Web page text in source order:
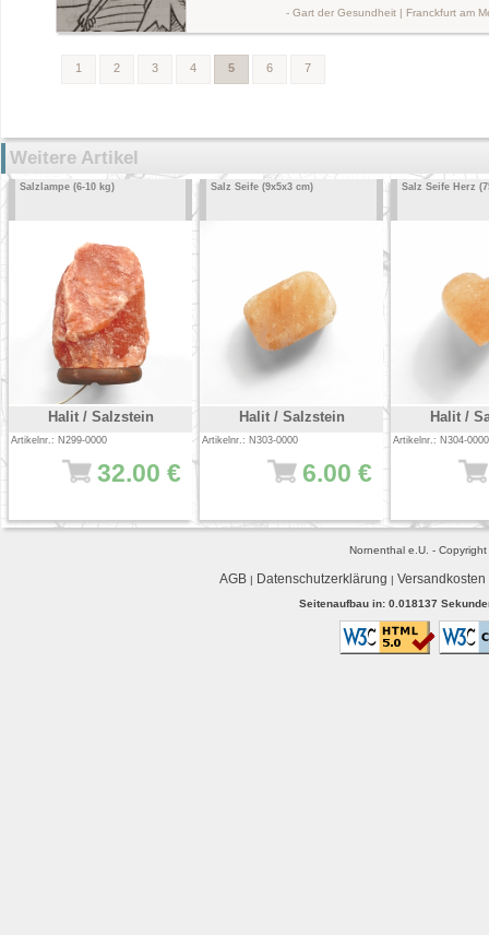
1 2 3 4 5
- Gart der Gesundheit | Franckfurt am
6 7
Weitere Artikel
Salzlampe (6-10 kg)
Halit / Salzstein
Artikelnr.: N299-0000
32.00 €
Salz Seife (9x5x3 cm)
Halit / Salzstein
Artikelnr.: N303-0000
6.00 €
Salz Seife Herz
Halit /
Artikelnr.: N304-0000
Nornenthal e.U. -
AGB| Datenschutzerklärung | Versandkosten
Seitenaufbau in: 0.018137